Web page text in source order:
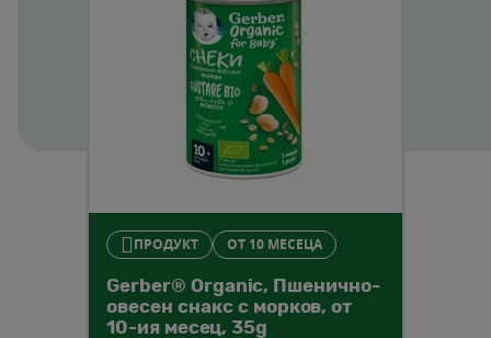
ПРОДУКТ OТ 10 МЕСЕЦА
Gerber® Organic, Пшенично-
овесен снакс с морков, от
10-ия месец, 35g